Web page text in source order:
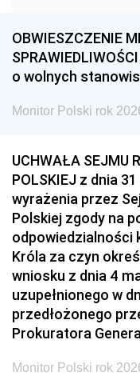
1957
1954
1951
1939
1936
OBWIESZCZENIE
o wolnych
Monitor Polski rok
UCHWAŁA SEJMU
POLSKIEJ z dnia
wyrażenia przez
Polskiej zgody na
odpowiedzialności
Króla za czyn
wniosku z dnia 4
uzupełnionego w
przedłożonego
Prokuratora
Monitor Polski rok